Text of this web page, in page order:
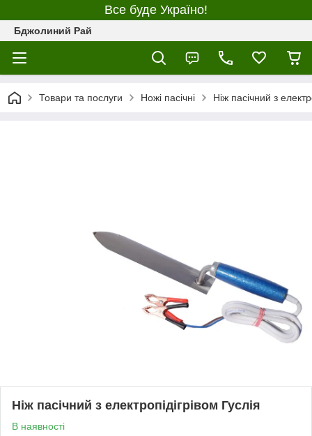
Все буде Україно!
Бджолиний Рай
Товари та послуги Ножі пасічні Ніж пасічний з
Ніж пасічний з електропідігрівом Гуслія
В наявності